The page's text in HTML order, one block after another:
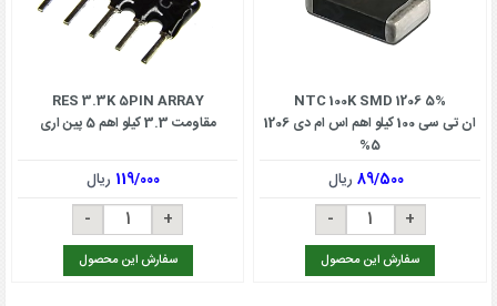
NTC 100K SMD 1206 5%
ان تی سی 100 کیلو اهم اس ام دی 1206
5%
89/500 ریال
سفارش این محصول
RES 3.3K 5PIN ARRAY
مقاومت 3.3 کیلو اهم 5 پین اری
119/000 ریال
سفارش این محصول